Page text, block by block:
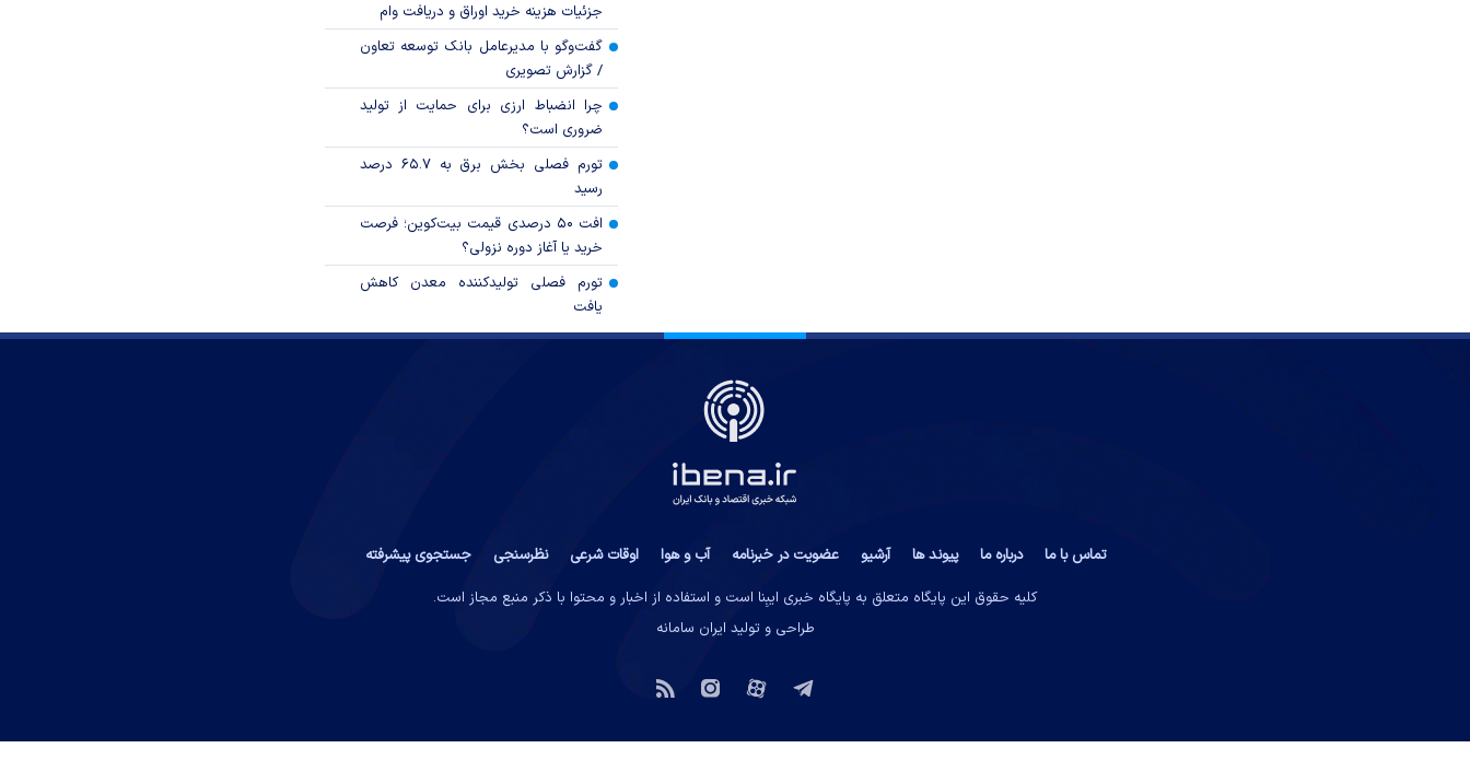
جزئیات هزینه خرید اوراق و دریافت وام
گفت‌وگو با مدیرعامل بانک توسعه تعاون
/ گزارش تصویری
چرا انضباط ارزی برای حمایت از تولید
ضروری است؟
تورم فصلی بخش برق به ۶۵.۷ درصد
رسید
افت ۵۰ درصدی قیمت بیت‌کوین؛ فرصت
خرید یا آغاز دوره نزولی؟
تورم فصلی تولیدکننده معدن کاهش
یافت
تماس با ما درباره ما پیوند ها آرشیو عضویت در خبرنامه آب و هوا اوقات شرعی نظرسنجی
جستجوی پیشرفته
کلیه حقوق این پایگاه متعلق به پایگاه خبری ایبِنا است و استفاده از اخبار و محتوا با ذکر منبع مجاز است.
طراحی و تولید ایران سامانه